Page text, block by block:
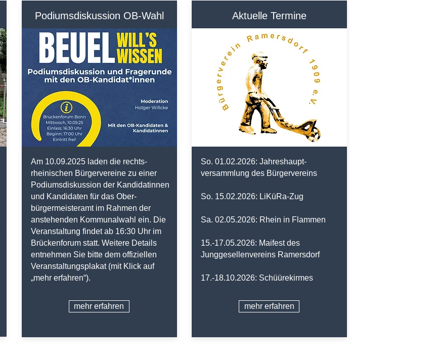
Podiumsdiskussion OB-Wahl
Am 10.09.2025 laden die rechts-
rheinischen Bürgervereine zu einer
Podiumsdiskussion der Kandidatinnen
und Kandidaten für das Ober-
bürgermeisteramt im Rahmen der
anstehenden Kommunalwahl ein. Die
Veranstaltung findet ab 16:30 Uhr im
Brückenforum statt. Weitere Details
entnehmen Sie bitte dem offiziellen
Veranstaltungsplakat (mit Klick auf
„mehr erfahren“).
mehr erfahren
Aktuelle Termine
So. 01.02.2026: Jahreshaupt-
versammlung des Bürgervereins
So. 15.02.2026: LiKüRa-Zug
Sa. 02.05.2026: Rhein in Flammen
15.-17.05.2026: Maifest des
Junggesellenvereins Ramersdorf
17.-18.10.2026: Schüürekirmes
mehr erfahren